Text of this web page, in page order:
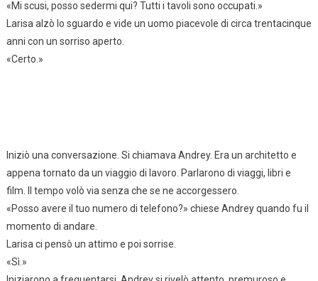
«Mi scusi, posso sedermi qui? Tutti i tavoli sono occupati.»
Larisa alzò lo sguardo e vide un uomo piacevole di circa trentacinque
anni con un sorriso aperto.
«Certo.»
Iniziò una conversazione. Si chiamava Andrey. Era un architetto e
appena tornato da un viaggio di lavoro. Parlarono di viaggi, libri e
film. Il tempo volò via senza che se ne accorgessero.
«Posso avere il tuo numero di telefono?» chiese Andrey quando fu il
momento di andare.
Larisa ci pensò un attimo e poi sorrise.
«Sì.»